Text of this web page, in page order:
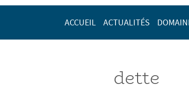
ACCUEIL ACTUALITÉS
dette